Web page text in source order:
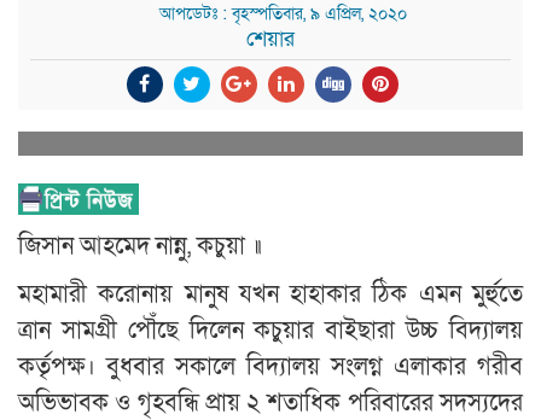
আপডেটঃ : বৃহস্পতিবার, ৯ এপ্রিল, ২০২০
শেয়ার
জিসান আহমেদ নান্নু, কচুয়া ॥
মহামারী করোনায় মানুষ যখন হাহাকার ঠিক এমন মুর্হুতে
ত্রান সামগ্রী পৌঁছে দিলেন কচুয়ার বাইছারা উচ্চ বিদ্যালয়
কর্তৃপক্ষ। বুধবার সকালে বিদ্যালয় সংলগ্ন এলাকার গরীব
অভিভাবক ও গৃহবন্ধি প্রায় ২ শতাধিক পরিবারের সদস্যদের